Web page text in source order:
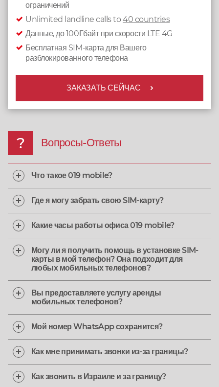
ограничений
Unlimited landline calls to40 countries
Данные, до 100Гбайт при скорости LTE 4G
Бесплатная SIM-карта для Вашего
разблокированного телефона
ЗАКАЗАТЬ СЕЙЧАС
Вопросы-Ответы
Что такое 019 mobile?
Где я могу забрать свою SIM-карту?
Какие часы работы офиса 019 mobile?
Могу ли я получить помощь в установке SIM-
карты в мой телефон? Она подходит для
любых мобильных телефонов?
Вы предоставляете услугу аренды
мобильных телефонов?
Мой номер WhatsApp сохранится?
Как мне принимать звонки из-за границы?
Как звонить в Израиле и за границу?